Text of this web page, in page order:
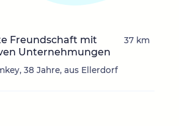
Freundschaft mit
Unternehmungen
38 Jahre, aus Ellerdorf
37 km